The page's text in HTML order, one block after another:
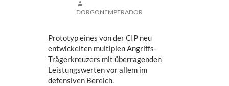
DORGONEMPERADOR
Prototyp eines von der CIP neu
entwickelten multiplen Angriffs-
Trägerkreuzers mit überragenden
Leistungswerten vor allem im
defensiven Bereich.